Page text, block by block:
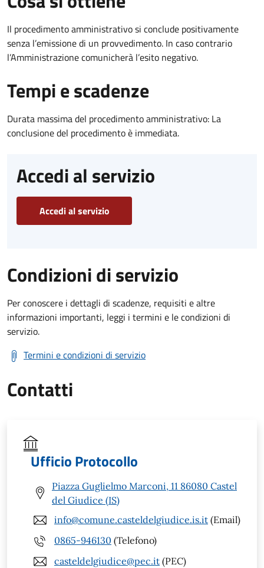
Il procedimento amministrativo si conclude positivamente
senza l’emissione di un provvedimento. In caso contrario
l’Amministrazione comunicherà l’esito negativo.
Tempi e scadenze
Durata massima del procedimento amministrativo: La
conclusione del procedimento è immediata.
Accedi al servizio
Accedi al servizio
Condizioni di servizio
Per conoscere i dettagli di scadenze, requisiti e altre
informazioni importanti, leggi i termini e le condizioni di
servizio.
Termini e condizioni di servizio
Contatti
Ufficio Protocollo
Piazza Guglielmo Marconi, 11 86080 Castel
del Giudice (IS)
info@comune.casteldelgiudice.is.it (Email)
0865-946130 (Telefono)
casteldelgiudice@pec.it (PEC)